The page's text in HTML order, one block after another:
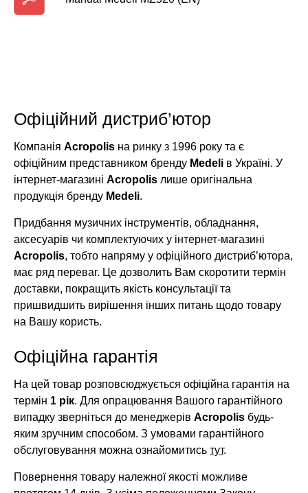
Офіційний дистриб’ютор
Компанія Acropolis на ринку з 1996 року та є
офіційним представником бренду Medeli в Україні. У
інтернет-магазині Acropolis лише оригінальна
продукція бренду Medeli.
Придбання музичних інструментів, обладнання,
аксесуарів чи комплектуючих у інтернет-магазині
Acropolis, тобто напряму у офіційного дистриб’ютора,
має ряд переваг. Це дозволить Вам скоротити термін
доставки, покращить якість консультації та
пришвидшить вирішення інших питань щодо товару
на Вашу користь.
Офіційна гарантія
На цей товар розповсюджується офіційна гарантія на
термін 1 рік. Для опрацювання Вашого гарантійного
випадку зверніться до менеджерів Acropolis будь-
яким зручним способом. З умовами гарантійного
обслуговування можна ознайомитись тут.
Повернення товару належної якості можливе